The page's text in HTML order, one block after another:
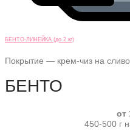
БЕНТО-ЛИНЕЙКА (до 2 кг)
Покрытие — крем-чиз на
БЕНТО
от
450-500 г